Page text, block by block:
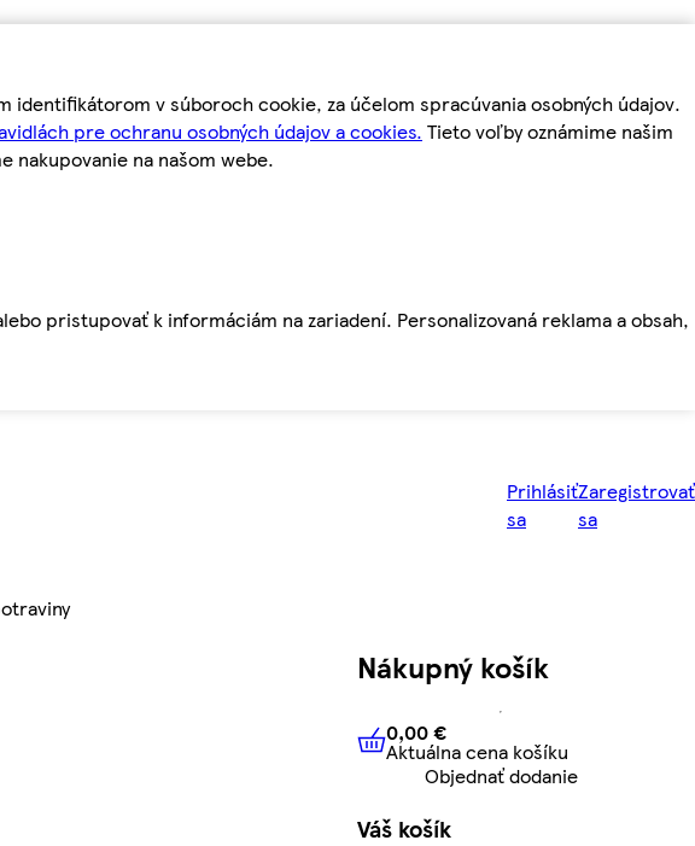
v súboroch cookie, za účelom spracúvania osobných údajov.
pre ochranu osobných údajov a cookies. Tieto voľby oznámime našim
nakupovanie na našom webe.
pristupovať k informáciám na zariadení. Personalizovaná reklama a obsah,
Prihlásiť
sa
Zaregistrovať
sa
Nákupný košík
0,00 € Aktuálna cena košíku
0,00 €
Aktuálna cena košíku
Objednať dodanie
Váš košík